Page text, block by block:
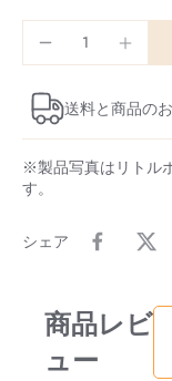
送料と商品の
※製品写真はリトル
す。
シェア
商品レビ
ュー